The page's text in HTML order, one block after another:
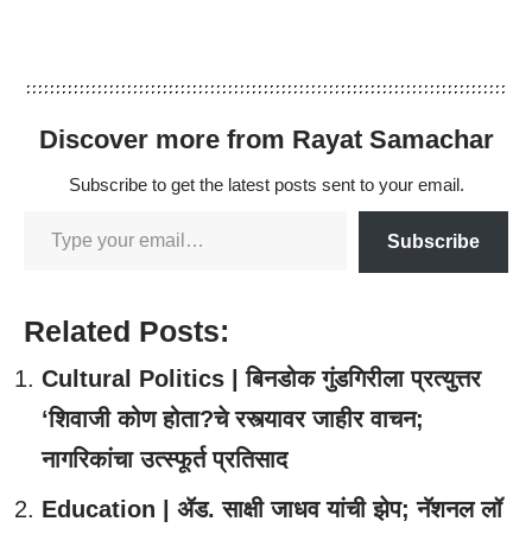
Discover more from Rayat Samachar
Subscribe to get the latest posts sent to your email.
Subscribe
Related Posts:
Cultural Politics | बिनडोक गुंडगिरीला प्रत्युत्तर
‘शिवाजी कोण होता?चे रस्त्यावर जाहीर वाचन;
नागरिकांचा उत्स्फूर्त प्रतिसाद
Education | ॲड. साक्षी जाधव यांची झेप; नॅशनल लॉ